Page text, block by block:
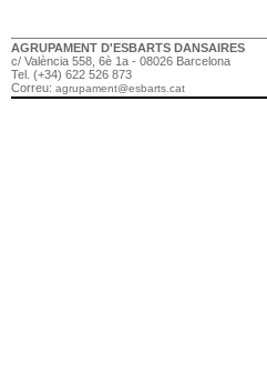
AGRUPAMENT D'ESBARTS DANSAIRES
c/ València 558, 6è 1a - 08026 Barcelona
Tel. (+34) 622 526 873
Correu: agrupament@esbarts.cat